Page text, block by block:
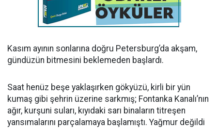
Kasım ayının sonlarına doğru Petersburg’da akşam,
gündüzün bitmesini beklemeden başlardı.
Saat henüz beşe yaklaşırken gökyüzü, kirli bir yün
kumaş gibi şehrin üzerine sarkmış; Fontanka Kanalı’nın
ağır, kurşuni suları, kıyıdaki sarı binaların titreşen
yansımalarını parçalamaya başlamıştı. Yağmur değildi